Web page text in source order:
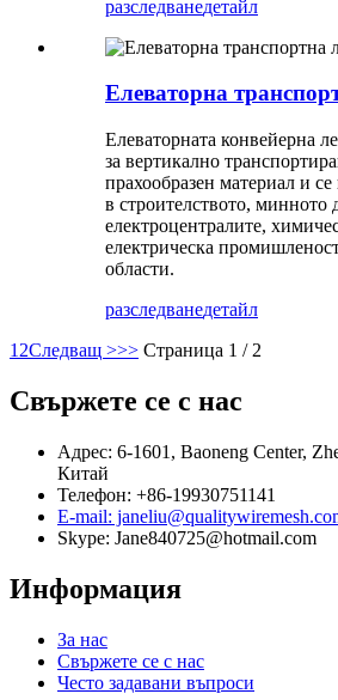
разследванедетайл
Елеваторна
Елеваторната конвейерна
за вертикално
прахообразен материал и
в строителството, минното
електроцентралите,
електрическа
области.
разследванедетайл
1 2Следващ >>> Страница 1 / 2
Свържете се с нас
Адрес: 6-1601, Baoneng Center,
Китай
Телефон: +86-19930751141
E-mail:
Skype: Jane840725@hotmail.com
Информация
За нас
Свържете се с нас
Често задавани въпроси